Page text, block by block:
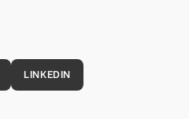
LINKEDIN